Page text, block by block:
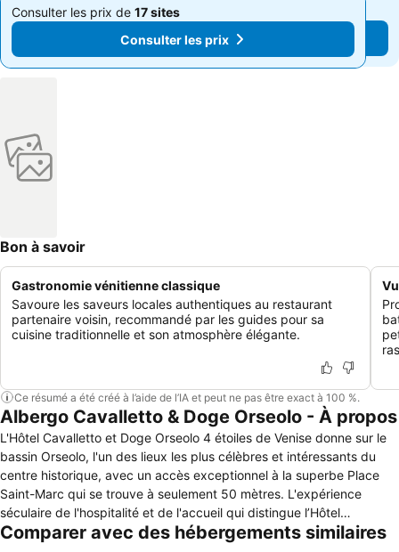
Consulter les prix de 17 sites
De
Consulter les prix
Consulter les prix de 17 sites
De
105 € Consulter les prix
Bon à savoir
Gastronomie vénitienne classique
Savoure les saveurs locales authentiques au restaurant
partenaire voisin, recommandé par les guides pour sa
cuisine traditionnelle et son atmosphère élégante.
Ce résumé a été créé à l’aide de l’IA et peut ne pas être exact à 100 %.
Albergo Cavalletto & Doge Orseolo - À propos
L'Hôtel Cavalletto et Doge Orseolo 4 étoiles de Venise donne sur le
bassin Orseolo, l'un des lieux les plus célèbres et intéressants du
centre historique, avec un accès exceptionnel à la superbe Place
Saint-Marc qui se trouve à seulement 50 mètres. L'expérience
séculaire de l'hospitalité et de l'accueil qui distingue l’Hôtel
Cavalletto des autres hôtels de Venise vous assure de passer un
Comparer avec des hébergements similaires